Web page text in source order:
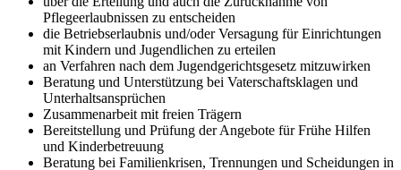
Pflegeerlaubnissen zu entscheiden
die Betriebserlaubnis und/oder Versagung für Einrichtungen
mit Kindern und Jugendlichen zu erteilen
an Verfahren nach dem Jugendgerichtsgesetz mitzuwirken
Beratung und Unterstützung bei Vaterschaftsklagen und
Unterhaltsansprüchen
Zusammenarbeit mit freien Trägern
Bereitstellung und Prüfung der Angebote für Frühe Hilfen
und Kinderbetreuung
Beratung bei Familienkrisen, Trennungen und Scheidungen in